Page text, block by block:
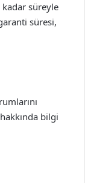
süreyle
süresi,
bilgi